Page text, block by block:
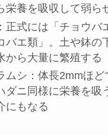
栄養を吸収して弱ら
正式には「チョウバ
バエ類」。土や鉢の
から大量に繁殖する
ムシ：体長2mmほど
ダニ同様に栄養を吸
にもなる